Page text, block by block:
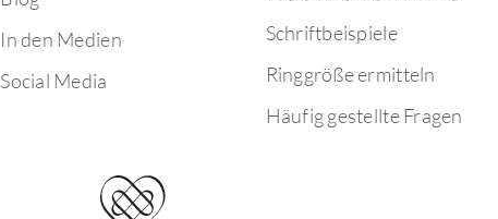
In den Medien
Social Media
Schriftbeispiele
Ringgröße ermitteln
Häufig gestellte Fragen